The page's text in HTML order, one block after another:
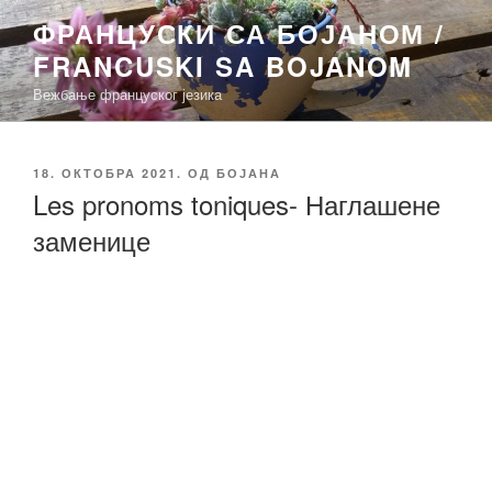
Скочи
на
садржај
ФРАНЦУСКИ СА БОЈАНОМ /
FRANCUSKI SA BOJANOM
Вежбање француског језика
ОБЈАВЉЕНО
18. ОКТОБРА 2021. ОД БОЈАНА
Les pronoms toniques- Наглашене
заменице